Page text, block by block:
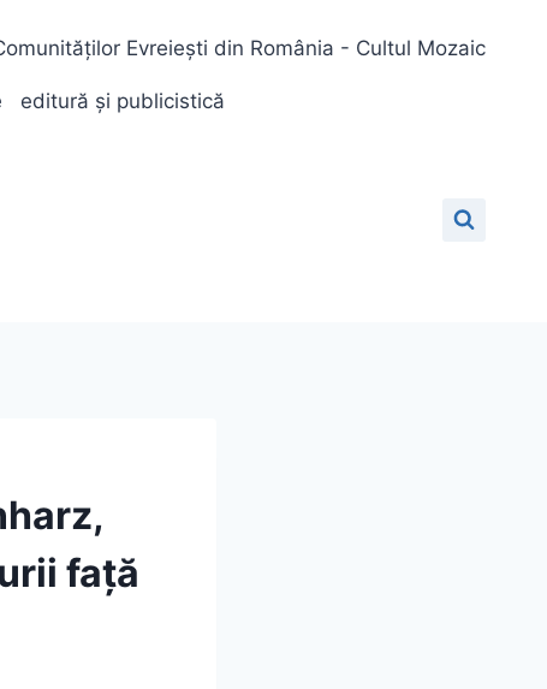
Evreiești din România - Cultul Mozaic
editură și publicistică
față